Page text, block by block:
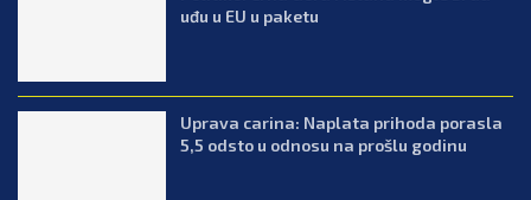
uđu u EU u paketu
Uprava carina: Naplata prihoda porasla
5,5 odsto u odnosu na prošlu godinu